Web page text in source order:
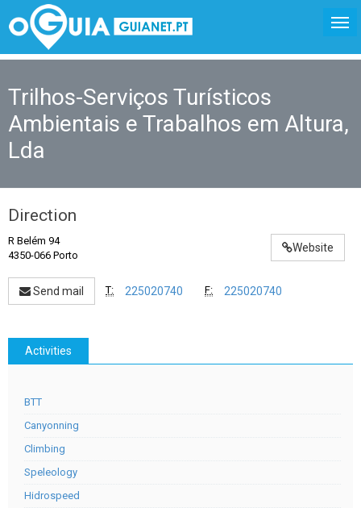
Trilhos-Serviços Turísticos
Ambientais e Trabalhos em Altura,
Lda
Direction
Website
R Belém 94
4350-066 Porto
Send mail T: 225020740 F: 225020740
Activities
BTT
Canyonning
Climbing
Speleology
Hidrospeed